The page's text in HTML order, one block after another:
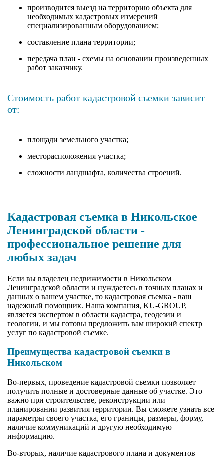
производится выезд на территорию объекта для
необходимых кадастровых измерений
специализированным оборудованием;
составление плана территории;
передача план - схемы на основании произведенных
работ заказчику.
Стоимость работ кадастровой съемки зависит
от:
площади земельного участка;
месторасположения участка;
сложности ландшафта, количества строений.
Кадастровая съемка в Никольское
Ленинградской области -
профессиональное решение для
любых задач
Если вы владелец недвижимости в Никольском
Ленинградской области и нуждаетесь в точных планах и
данных о вашем участке, то кадастровая съемка - ваш
надежный помощник. Наша компания, KU-GROUP,
является экспертом в области кадастра, геодезии и
геологии, и мы готовы предложить вам широкий спектр
услуг по кадастровой съемке.
Преимущества кадастровой съемки в
Никольском
Во-первых, проведение кадастровой съемки позволяет
получить полные и достоверные данные об участке. Это
важно при строительстве, реконструкции или
планировании развития территории. Вы сможете узнать все
параметры своего участка, его границы, размеры, форму,
наличие коммуникаций и другую необходимую
информацию.
Во-вторых, наличие кадастрового плана и документов